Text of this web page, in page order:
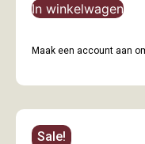
In winkelwagen
Maak een account aan
Sale!